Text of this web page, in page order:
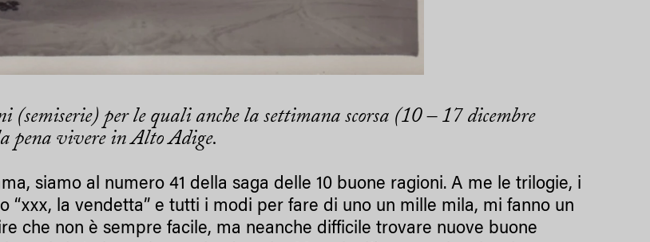
(semiserie) per le quali anche la settimana scorsa (10 – 17 dicembre
pena vivere in Alto Adige.
siamo al numero 41 della saga delle 10 buone ragioni. A me le trilogie, i
o “xxx, la vendetta” e tutti i modi per fare di uno un mille mila, mi fanno un
che non è sempre facile, ma neanche difficile trovare nuove buone